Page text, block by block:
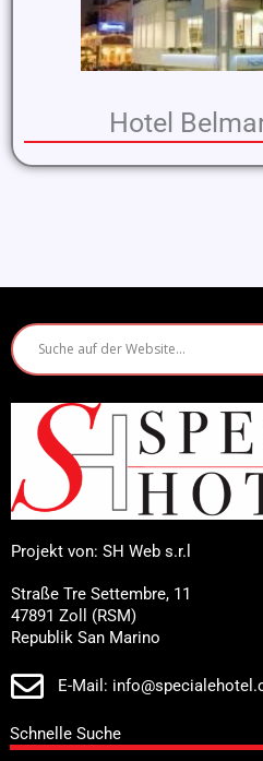
Hotel
Projekt von: SH Web s.r.l
Straße Tre Settembre, 11
47891 Zoll (RSM)
Republik San Marino
E-Mail:
Schnelle Suche